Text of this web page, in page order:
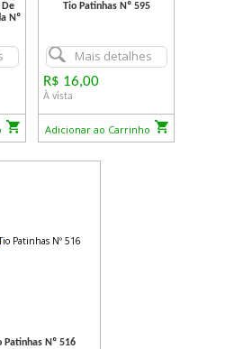
De
Nº
Tio Patinhas Nº 595
Mais detalhes
R$ 16,00
À vista
Adicionar ao Carrinho
Patinhas Nº 516